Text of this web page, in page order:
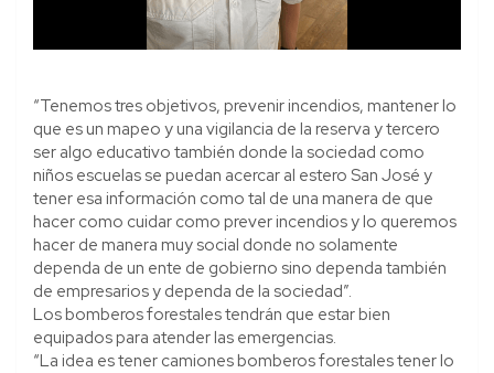
“Tenemos tres objetivos, prevenir incendios, mantener lo
que es un mapeo y una vigilancia de la reserva y tercero
ser algo educativo también donde la sociedad como
niños escuelas se puedan acercar al estero San José y
tener esa información como tal de una manera de que
hacer como cuidar como prever incendios y lo queremos
hacer de manera muy social donde no solamente
dependa de un ente de gobierno sino dependa también
de empresarios y dependa de la sociedad”.
Los bomberos forestales tendrán que estar bien
equipados para atender las emergencias.
“La idea es tener camiones bomberos forestales tener lo